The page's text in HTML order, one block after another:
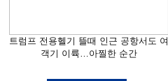
트럼프 전용헬기 뜰때 인근 공항서도 여
객기 이륙…아찔한 순간